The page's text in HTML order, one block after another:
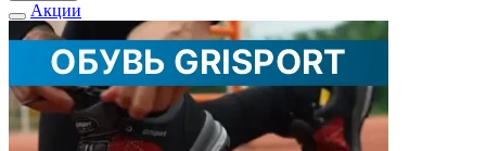
Акции